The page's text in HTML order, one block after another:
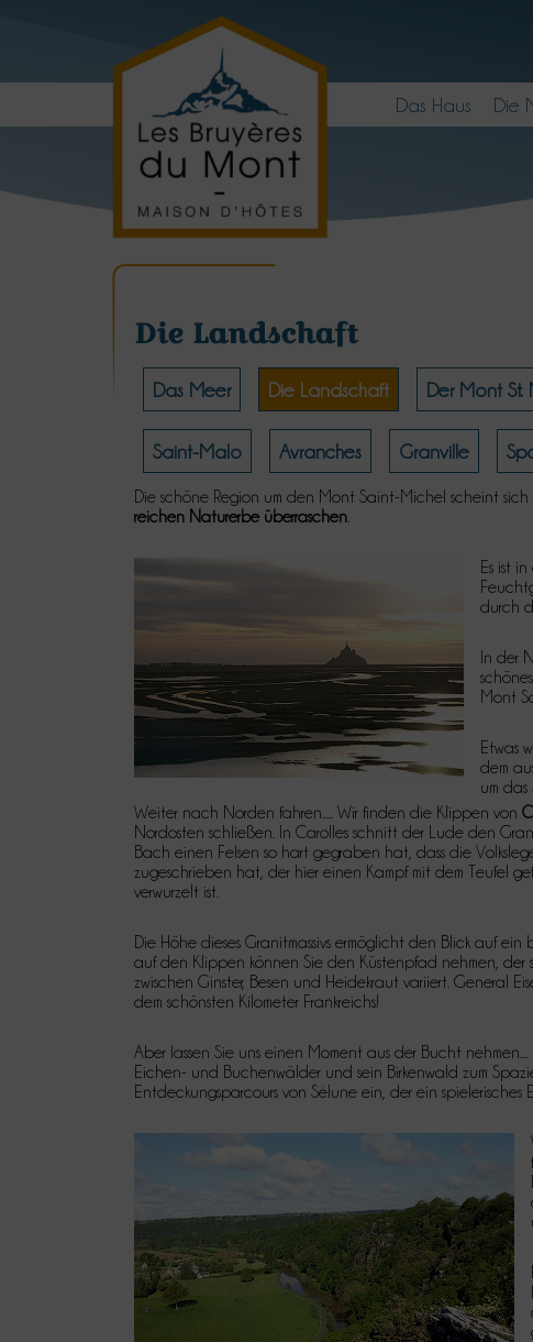
Das Haus Die
Die Landschaft
Das Meer Die Landschaft Der Mont St.
Saint-Malo Avranches Granville
Die schöne Region um den Mont Saint-Michel scheint sich
reichen Naturerbe überraschen
Es ist
durch
In der
Mont
Etwas
dem
um
Weiter nach Norden fahren..... Wir finden die Klippen von
Nordosten schließen. In Carolles schnitt der Lude den
Bach einen Felsen so hart gegraben hat, dass die
zugeschrieben hat, der hier einen Kampf mit dem Teufel
verwurzelt ist.
Die Höhe dieses Granitmassivs ermöglicht den Blick auf ein
auf den Klippen können Sie den Küstenpfad nehmen,
zwischen Ginster, Besen und Heidekraut variiert. General
dem schönsten Kilometer Frankreichs!
Aber lassen Sie uns einen Moment aus der Bucht
Eichen- und Buchenwälder und sein Birkenwald zum
Entdeckungsparcours von Sélune ein, der ein